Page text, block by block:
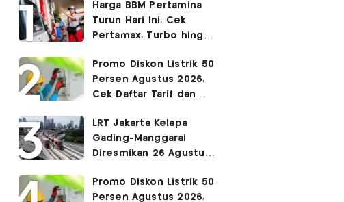
Harga BBM Pertamina
Turun Hari Ini, Cek
Pertamax, Turbo hingga
2026
Promo Diskon Listrik 50
Persen Agustus 2026,
Cek Daftar Tarif dan
LRT Jakarta Kelapa
Gading-Manggarai
Diresmikan 26 Agustus
Promo Diskon Listrik 50
Persen Agustus 2026,